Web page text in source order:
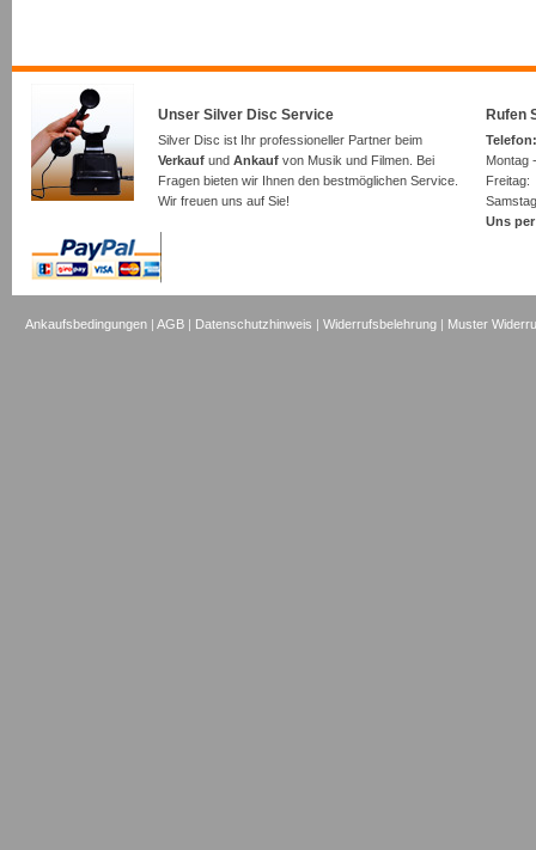
Unser Silver Disc Service
Silver Disc ist Ihr professioneller Partner beim
Verkauf und Ankauf von Musik und Filmen. Bei
Fragen bieten wir Ihnen den bestmöglichen Service.
Wir freuen uns auf Sie!
Rufen
Montag
Uns
Ankaufsbedingungen |AGB | Datenschutzhinweis |Widerrufsbelehrung | Muster